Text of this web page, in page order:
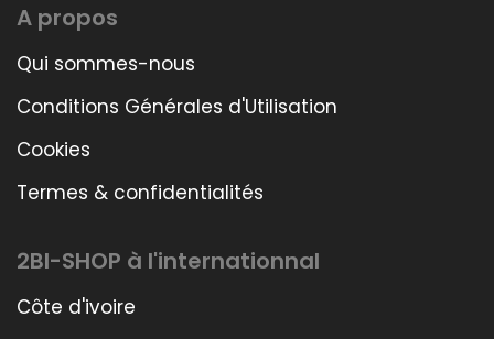
A propos
Qui sommes-nous
Conditions Générales d'Utilisation
Cookies
Termes & confidentialités
2BI-SHOP à l'internationnal
Côte d'ivoire